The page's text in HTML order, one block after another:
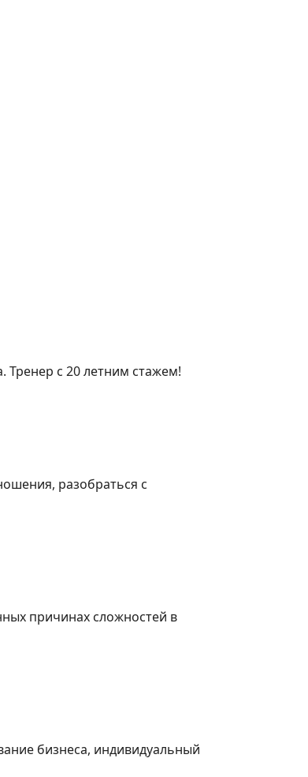
Тренер с 20 летним стажем!
разобраться с
причинах сложностей в
бизнеса, индивидуальный